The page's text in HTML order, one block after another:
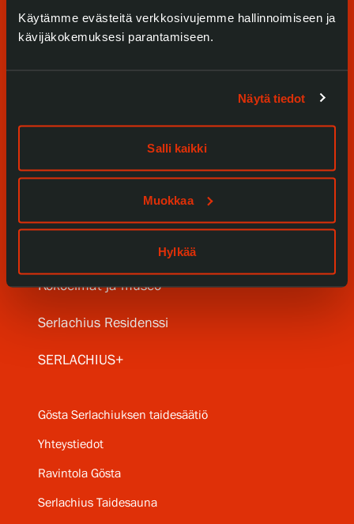
Käytämme evästeitä verkkosivujemme hallinnoimiseen ja
kävijäkokemuksesi parantamiseen.
Näytä tiedot
Salli kaikki
Muokkaa
Hylkää
Näyttelyt
Kokoelmat ja museo
Serlachius Residenssi
SERLACHIUS+
Gösta Serlachiuksen taidesäätiö
Yhteystiedot
Ravintola Gösta
Serlachius Taidesauna